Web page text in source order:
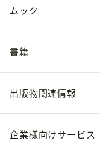
ムック
書籍
出版物関連情報
企業様向けサービス